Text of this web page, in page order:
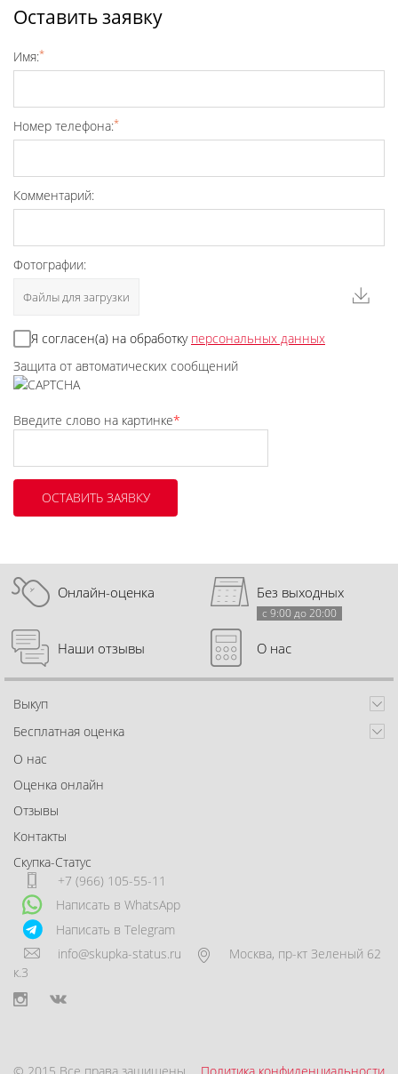
Оставить заявку
Имя:*
Номер телефона:*
Комментарий:
Фотографии:
Файлы для загрузки
Я согласен(а) на обработку персональных данных
Защита от автоматических сообщений
Введите слово на картинке*
Онлайн-оценка Без выходных
с 9:00 до 20:00
Наши отзывы О нас
Выкуп
Бесплатная оценка
О нас
Оценка онлайн
Отзывы
Контакты
Скупка-Статус
+7 (966) 105-55-11
Написать в WhatsApp
Написать в Telegram
info@skupka-status.ru
Москва, пр-кт Зеленый 62
к.3